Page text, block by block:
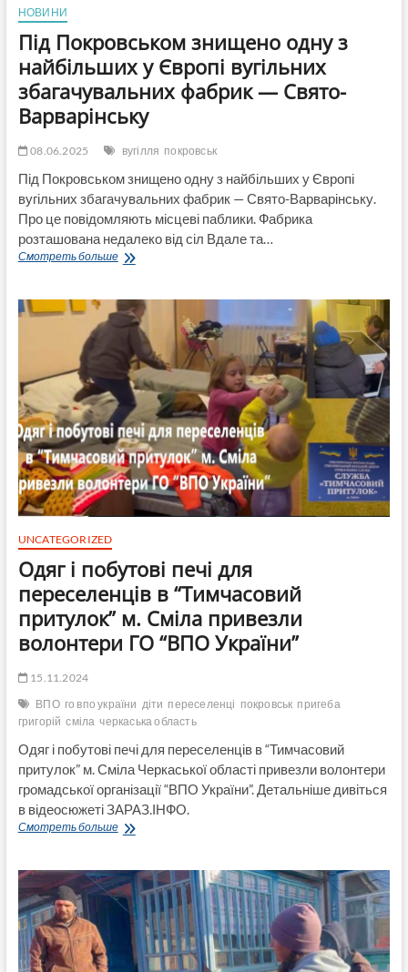
трасу
Покровськ-
Костянтинівка
НОВИНИ
Під Покровськом знищено одну з
найбільших у Європі вугільних
збагачувальних фабрик — Свято-
Варварінську
08.06.2025 вугілля покровськ
Під Покровськом знищено одну з найбільших у Європі
вугільних збагачувальних фабрик — Свято-Варварінську.
Про це повідомляють місцеві паблики. Фабрика
розташована недалеко від сіл Вдале та…
Смотреть большеПід
одну
найбільших
Європі
вугільних
збагачувальних
фабрик
—
Свято-
Варварінську
UNCATEGORIZED
Одяг і побутові печі для
переселенців в “Тимчасовий
притулок” м. Сміла привезли
волонтери ГО “ВПО України”
15.11.2024
ВПО го впо україни діти переселенці покровськ пригеба
григорій сміла черкаська область
Одяг і побутові печі для переселенців в “Тимчасовий
притулок” м. Сміла Черкаської області привезли волонтери
громадської організації “ВПО України”. Детальніше дивіться
в відеосюжеті ЗАРАЗ.ІНФО.
Смотреть большеОдяг
печі
для
переселенців
“Тимчасовий
притулок”